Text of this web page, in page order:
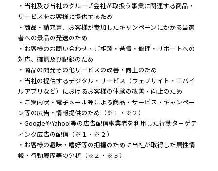
・当社及び当社のグループ会社が取扱う事業に関連する商品・
サービスをお客様に提供するため
・商品・請求書、お客様が参加したキャンペーンにかかる当選
者への景品の発送のため
・お客様のお問い合わせ・ご相談・苦情・修理・サポートへの
対応、確認及び記録のため
・商品の開発その他サービスの改善・向上のため
・当社の提供するデジタル・サービス（ウェブサイト・モバイ
ルアプリなど）におけるお客様の体験の改善・向上のため
・ご案内状・電子メール等による商品・サービス・キャンペー
ン等の広告・情報提供のため（※１・※２）
・GoogleやYahoo!等の広告配信事業者を利用した行動ターゲテ
ィング広告の配信（※１・※２）
・お客様の趣味・嗜好等の把握のために当社が取得した属性情
報・行動履歴等の分析（※２・※３）